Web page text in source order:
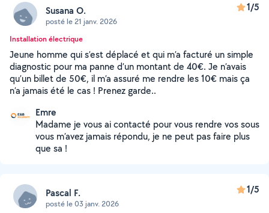
Susana O.
posté le 21 janv. 2026
1/5
Installation électrique
Jeune homme qui s’est déplacé et qui m’a facturé un simple
diagnostic pour ma panne d’un montant de 40€. Je n’avais
qu’un billet de 50€, il m’a assuré me rendre les 10€ mais ça
n’a jamais été le cas ! Prenez garde..
Emre
Madame je vous ai contacté pour vous rendre vos sous
vous m’avez jamais répondu, je ne peut pas faire plus
que sa !
Pascal F.
posté le 03 janv. 2026
1/5